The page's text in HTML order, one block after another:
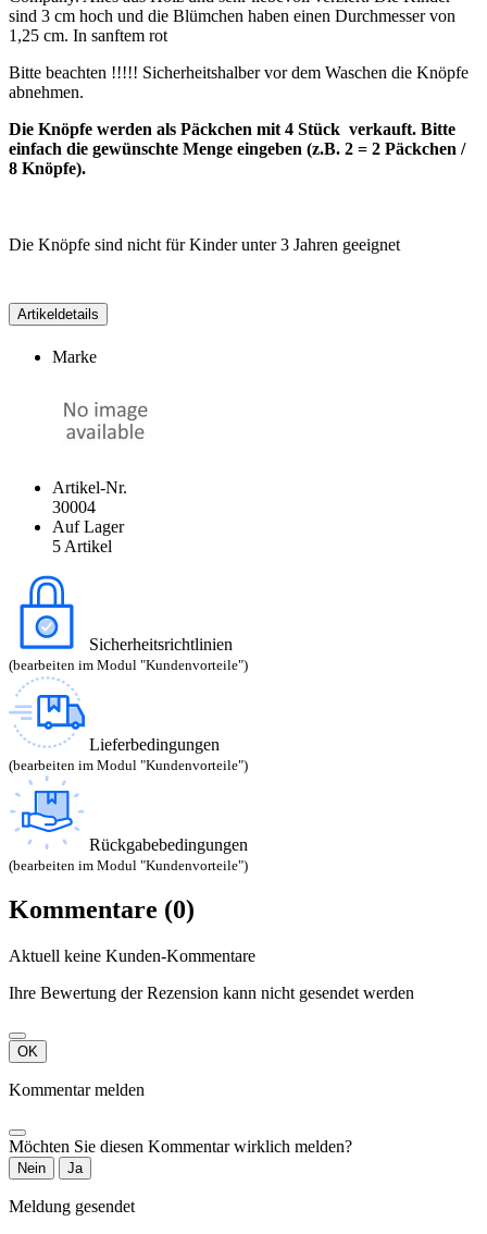
sind 3 cm hoch und die Blümchen haben einen Durchmesser von
1,25 cm. In sanftem rot
Bitte beachten !!!!! Sicherheitshalber vor dem Waschen die Knöpfe
abnehmen.
Die Knöpfe werden als Päckchen mit 4 Stück verkauft. Bitte
einfach die gewünschte Menge eingeben (z.B. 2 = 2 Päckchen /
8 Knöpfe).
Die Knöpfe sind nicht für Kinder unter 3 Jahren geeignet
Artikeldetails
Marke
Artikel-Nr.
30004
Auf Lager
5 Artikel
Sicherheitsrichtlinien
(bearbeiten im Modul "Kundenvorteile")
Lieferbedingungen
(bearbeiten im Modul "Kundenvorteile")
Rückgabebedingungen
(bearbeiten im Modul "Kundenvorteile")
Kommentare (0)
Aktuell keine Kunden-Kommentare
Ihre Bewertung der Rezension kann nicht gesendet werden
OK
Kommentar melden
Möchten Sie diesen Kommentar wirklich melden?
Nein Ja
Meldung gesendet